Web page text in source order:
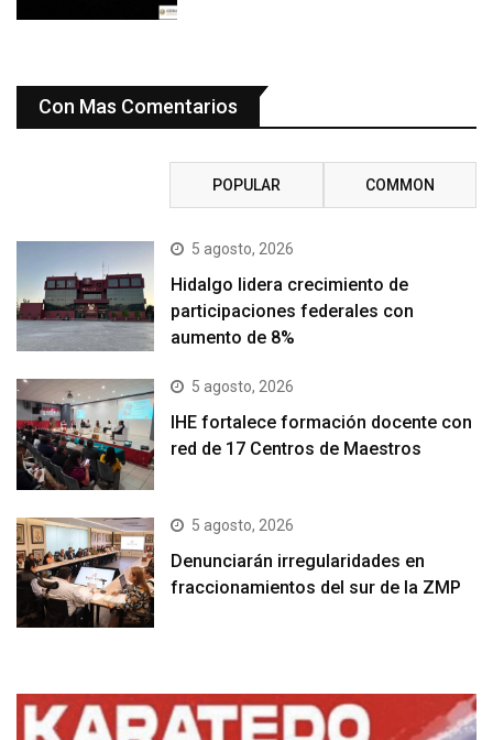
Con Mas Comentarios
POPULAR COMMON
5 agosto, 2026
Hidalgo lidera crecimiento de
participaciones federales con
aumento de 8%
5 agosto, 2026
IHE fortalece formación docente con
red de 17 Centros de Maestros
5 agosto, 2026
Denunciarán irregularidades en
fraccionamientos del sur de la ZMP